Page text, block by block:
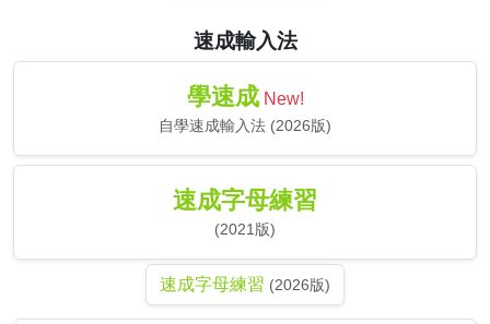
速成輸入法
學速成 New!
自學速成輸入法 (2026版)
速成字母練習
(2021版)
速成字母練習 (2026版)